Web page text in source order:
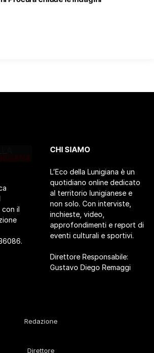
il
CHI SIAMO
L’Eco della Lunigiana è un
quotidiano online dedicato
al territorio lunigianese e
non solo. Con interviste,
inchieste, video,
approfondimenti e report di
eventi culturali e sportivi.
Direttore Responsabile:
Gustavo Diego Remaggi
Redazione
Direttore